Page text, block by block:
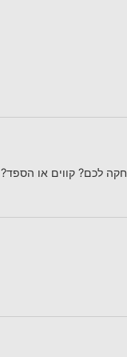
לכם? קווים או הספד?